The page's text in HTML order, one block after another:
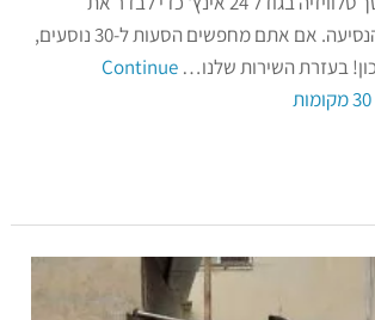
הנוסעים במהלך הנסיעה. אם אתם מחפשים הסעות ל-30 נוסעים,
בעזרת השירות שלנו…Continue